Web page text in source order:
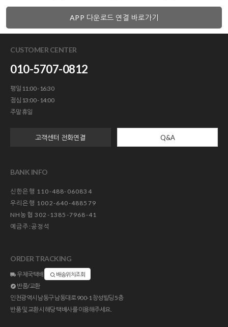
APP 다운로드 연결 바로가기
CUSTOMER CENTER
010-5707-0812
평일 11:00 - 16:30
점심 13:00 - 14:00
주말 휴일
고객센터 전화연결 Q&A
BANK INFO
신한은행 110-488-060834
우리은행 1002-640-488579
NH농협 302-1385-7968-41
예금주:공정석
ORDER TRACKING
우체국택배 배송위치조회
반품/교환
인천광역시 남동구 남동대로 900-1 창성빌딩 5층
반품 및 교환시 해당 택배사를 이용해주세요.